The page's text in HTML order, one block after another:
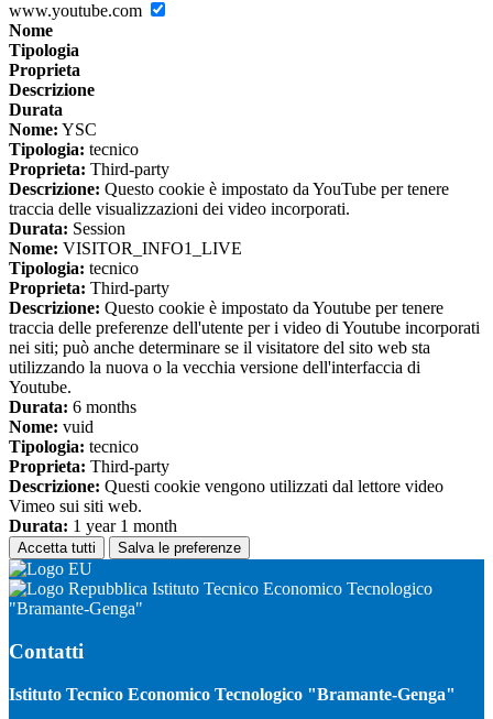
www.youtube.com
Nome
Tipologia
Proprieta
Descrizione
Durata
Nome: YSC
Tipologia: tecnico
Proprieta: Third-party
Descrizione: Questo cookie è impostato da YouTube per tenere
traccia delle visualizzazioni dei video incorporati.
Durata: Session
Nome: VISITOR_INFO1_LIVE
Tipologia: tecnico
Proprieta: Third-party
Descrizione: Questo cookie è impostato da Youtube per tenere
traccia delle preferenze dell'utente per i video di Youtube incorporati
nei siti; può anche determinare se il visitatore del sito web sta
utilizzando la nuova o la vecchia versione dell'interfaccia di
Youtube.
Durata: 6 months
Nome: vuid
Tipologia: tecnico
Proprieta: Third-party
Descrizione: Questi cookie vengono utilizzati dal lettore video
Vimeo sui siti web.
Durata: 1 year 1 month
Accetta tutti Salva le preferenze
Istituto Tecnico Economico Tecnologico
"Bramante-Genga"
Contatti
Istituto Tecnico Economico Tecnologico "Bramante-Genga"